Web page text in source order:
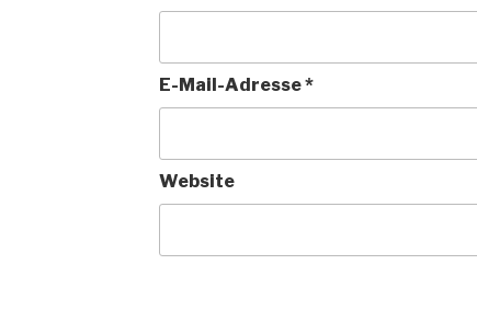
E-Mail-Adresse*
Website